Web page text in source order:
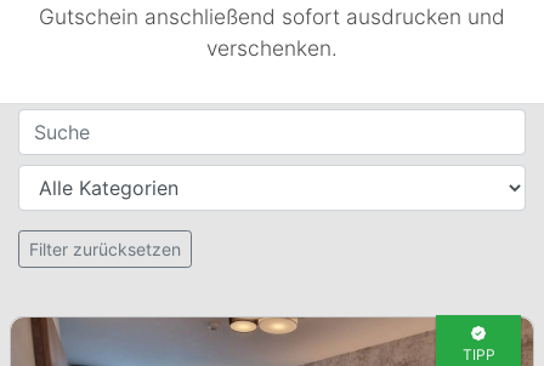
Gutschein anschließend sofort ausdrucken und
verschenken.
Filter für Gutscheine
Suche
Kategorien
Filter zurücksetzen
Setzt alle Filter zurück
TIPP